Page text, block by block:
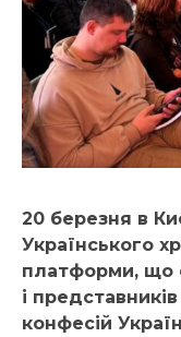
20 березня в
Українського
платформи, що
і
конфесій